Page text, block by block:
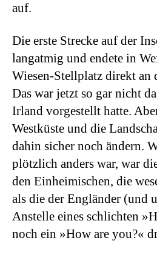
auf.
Die erste Strecke auf der
langatmig und endete in
Wiesen-Stellplatz direkt an
Das war jetzt so gar nicht
Irland vorgestellt hatte.
Westküste und die
dahin sicher noch ändern.
plötzlich anders war, war
den Einheimischen, die
als die der Engländer (und
Anstelle eines schlichten
noch ein »How are you?«